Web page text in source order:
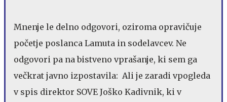
Mnenje le delno odgovori, oziroma opravičuje
početje poslanca Lamuta in sodelavcev. Ne
odgovori pa na bistveno vprašanje, ki sem ga
večkrat javno izpostavila: Ali je zaradi vpogleda
v spis direktor SOVE Joško Kadivnik, ki v